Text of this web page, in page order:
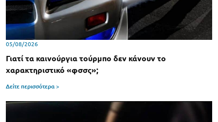
05/08/2026
Γιατί τα καινούργια τούρμπο δεν κάνουν το
χαρακτηριστικό «φσσς»;
Δείτε περισσότερα >